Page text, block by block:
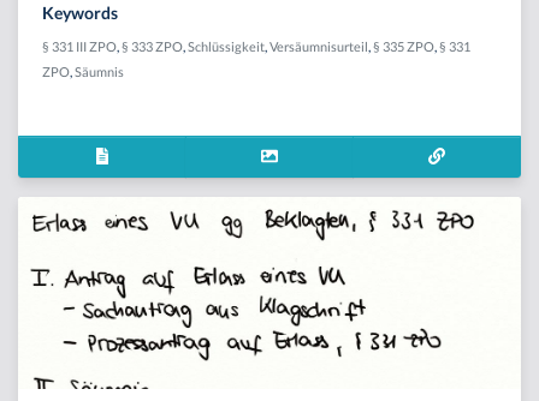
Keywords
§ 331 III ZPO § 333 ZPO Schlüssigkeit Versäumnisurteil § 335 ZPO § 331
ZPO Säumnis